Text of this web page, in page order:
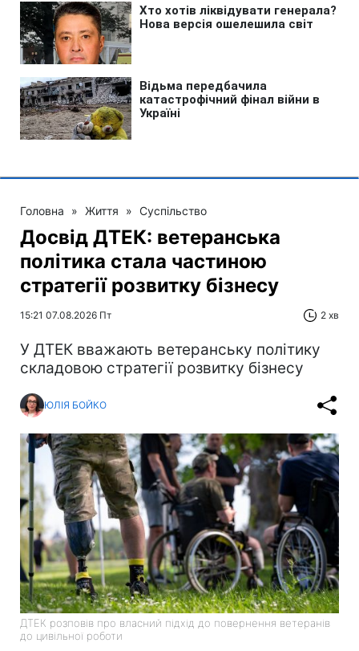
Головна » Життя » Суспільство
Досвід ДТЕК: ветеранська
політика стала частиною
стратегії розвитку бізнесу
15:21 07.08.2026 Пт 2 хв
У ДТЕК вважають ветеранську політику
складовою стратегії розвитку бізнесу
ЮЛІЯ БОЙКО
ДТЕК розповів про власний підхід до повернення ветеранів
до цивільної роботи